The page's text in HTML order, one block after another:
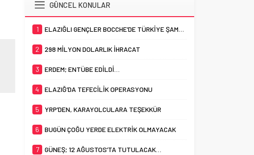
GÜNCEL KONULAR
1 ELAZIĞLI GENÇLER BOCCHE’DE TÜRKİYE ŞAMPİYONASI’NDA İLİMİZİ GURURLA TEMSİL ETTİ
2 298 MİLYON DOLARLIK İHRACAT
3 ERDEM; ENTÜBE EDİLDİ…
4 ELAZIĞ’DA TEFECİLİK OPERASYONU
5 YRP’DEN, KARAYOLCULARA TEŞEKKÜR
6 BUGÜN ÇOĞU YERDE ELEKTRİK OLMAYACAK
7 GÜNEŞ; 12 AĞUSTOS’TA TUTULACAK…